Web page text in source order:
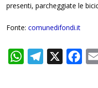
presenti, parcheggiate le
Fonte:comunedifondi.it
W T X F